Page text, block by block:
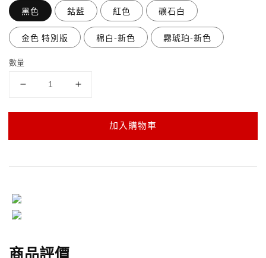
黑色 鈷藍 紅色 礦石白
金色 特別版 棉白-新色 霧琥珀-新色
數量
加入購物車
商品評價